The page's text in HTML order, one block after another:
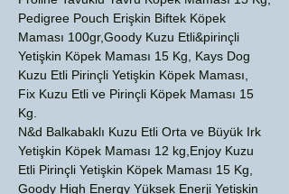
Pedigree Pouch Erişkin Biftek Köpek
Maması 100gr,Goody Kuzu Etli&pirinçli
Yetişkin Köpek Maması 15 Kg, Kays Dog
Kuzu Etli Pirinçli Yetişkin Köpek Maması,
Fix Kuzu Etli ve Pirinçli Köpek Maması 15
Kg.
N&d Balkabaklı Kuzu Etli Orta ve Büyük Irk
Yetişkin Köpek Maması 12 kg,Enjoy Kuzu
Etli Pirinçli Yetişkin Köpek Maması 15 Kg,
Goody High Energy Yüksek Enerji Yetişkin